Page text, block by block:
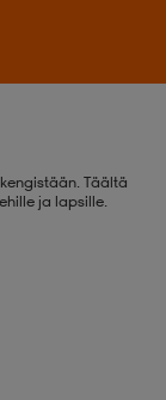
Täältä
ja lapsille.